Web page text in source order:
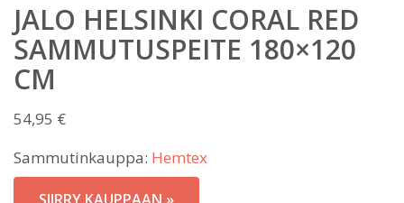
JALO HELSINKI CORAL RED
SAMMUTUSPEITE 180×120
CM
54,95 €
Sammutinkauppa: Hemtex